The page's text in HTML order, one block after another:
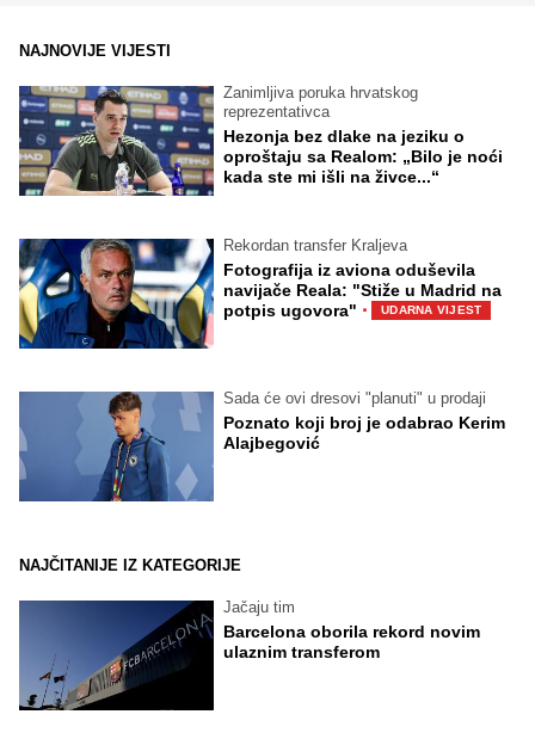
NAJNOVIJE VIJESTI
Zanimljiva poruka hrvatskog
reprezentativca
Hezonja bez dlake na jeziku o
oproštaju sa Realom: „Bilo je noći
kada ste mi išli na živce...“
Rekordan transfer Kraljeva
Fotografija iz aviona oduševila
navijače Reala: "Stiže u Madrid na
potpis ugovora" · UDARNA VIJEST
Sada će ovi dresovi "planuti" u prodaji
Poznato koji broj je odabrao Kerim
Alajbegović
NAJČITANIJE IZ KATEGORIJE
Jačaju tim
Barcelona oborila rekord novim
ulaznim transferom